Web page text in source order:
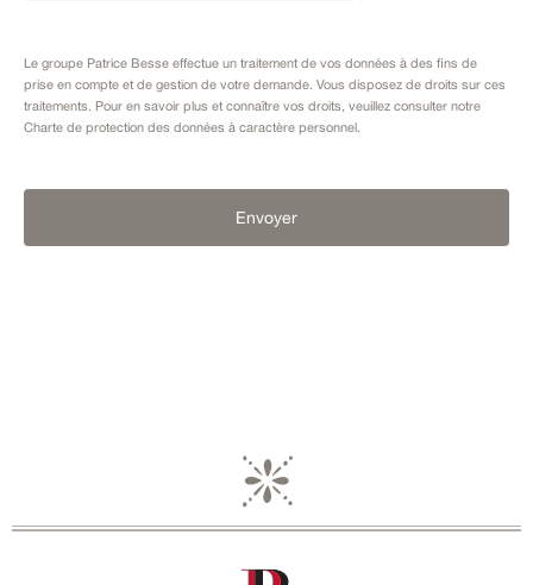
Le groupe Patrice Besse effectue un traitement de vos données à des fins de
prise en compte et de gestion de votre demande. Vous disposez de droits sur ces
traitements. Pour en savoir plus et connaître vos droits, veuillez consulter notre
Charte de protection des données à caractère personnel .
Envoyer